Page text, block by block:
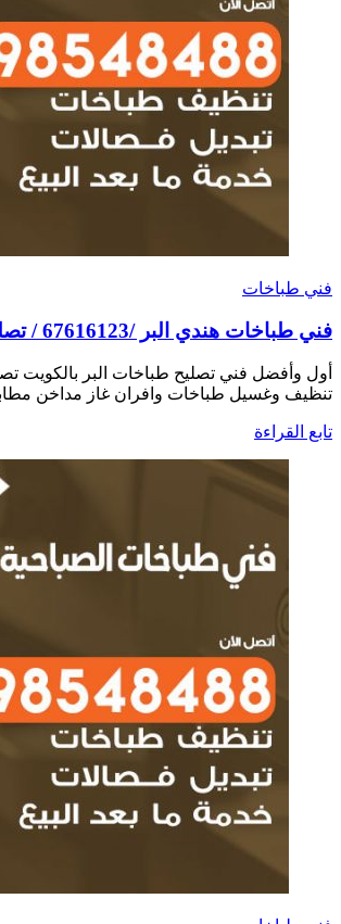
فني طباخات
فني طباخات هندي البر /67616123 / تصليح صيانة تنظيف أفران غاز طباخ جولة
أول وأفضل فني تصليح طباخات البر بالكويت
تنظيف وغسيل طباخات وافران غاز مداخن
تابع القراءة